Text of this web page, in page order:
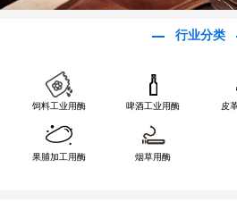
行业分类
饲料工业用酶 啤酒工业用酶 皮
果脯加工用酶 烟草用酶